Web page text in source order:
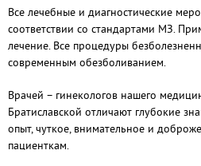
Все лечебные и диагностические
соответствии со стандартами МЗ.
лечение. Все процедуры
современным обезболиванием.
Врачей – гинекологов нашего
Братиславской отличают глубокие
опыт, чуткое, внимательное и
пациенткам.